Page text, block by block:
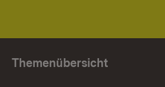
Themenübersicht